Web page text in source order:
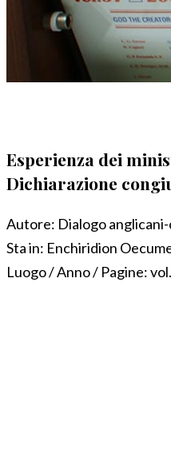
Esperienza dei
Dichiarazione
Autore: Dialogo
Sta in: Enchiridion
Luogo / Anno / Pagine: